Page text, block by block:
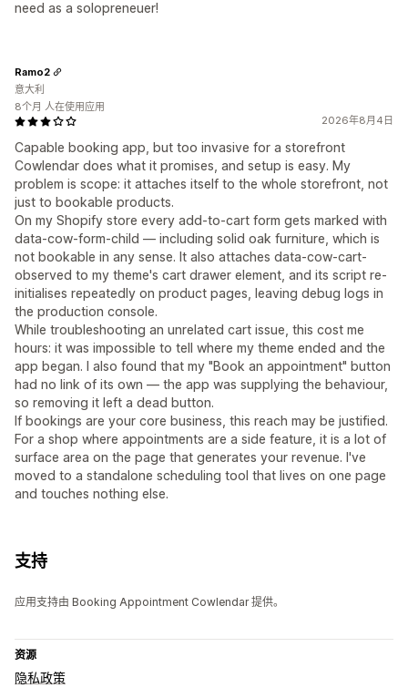
need as a solopreneuer!
2026年8月4日
Capable booking app, but too invasive for a storefront
Cowlendar does what it promises, and setup is easy. My
problem is scope: it attaches itself to the whole storefront, not
just to bookable products.
On my Shopify store every add-to-cart form gets marked with
data-cow-form-child — including solid oak furniture, which is
not bookable in any sense. It also attaches data-cow-cart-
observed to my theme's cart drawer element, and its script re-
initialises repeatedly on product pages, leaving debug logs in
the production console.
While troubleshooting an unrelated cart issue, this cost me
hours: it was impossible to tell where my theme ended and the
app began. I also found that my "Book an appointment" button
had no link of its own — the app was supplying the behaviour,
so removing it left a dead button.
If bookings are your core business, this reach may be justified.
For a shop where appointments are a side feature, it is a lot of
surface area on the page that generates your revenue. I've
moved to a standalone scheduling tool that lives on one page
and touches nothing else.
Ramo2
意大利
8个月 人在使用应用
支持
应用支持由 Booking Appointment Cowlendar 提供。
资源
隐私政策